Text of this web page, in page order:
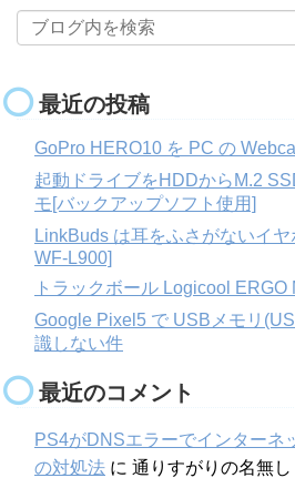
最近の投稿
GoPro HERO10 を PC の
起動ドライブをHDDからM.2
モ[バックアップソフト使用]
LinkBuds は耳をふさがないイ
WF-L900]
トラックボール Logicool ERGO
Google Pixel5 で USBメモリ
識しない件
最近のコメント
PS4がDNSエラーでインターネ
の対処法 に 通りすがりの名無し